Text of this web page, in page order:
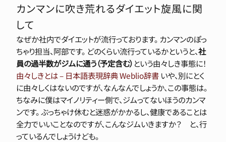
カンマンに吹き荒れるダイエット旋風に関
して
なぜか社内でダイエットが流行っております。 カンマンのぽっ
ちゃり担当、阿部です。 どのくらい流行っているかというと、社
員の過半数がジムに通う（予定含む） という由々しき事態に！
由々しきとは – 日本語表現辞典 Weblio辞書 いや、別にとく
に由々しくはないのですが、なんなんでしょうか、この事態は。
ちなみに僕はマイノリティー側で、ジムってないほうのカンマ
ンです。 ぶっちゃけ休むと迷惑がかかるし、健康であることは
全力でいいことなのですが、こんなジムいきますか？ と、行
っているんでしょうけども。